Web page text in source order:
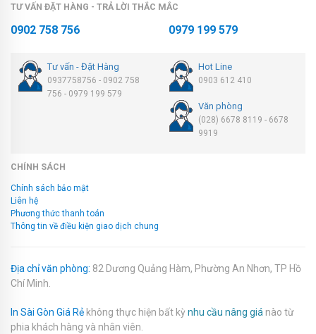
TƯ VẤN ĐẶT HÀNG - TRẢ LỜI THẮC MẮC
0902 758 756 0979 199 579
Tư vấn - Đặt Hàng
0937758756 - 0902 758
756 - 0979 199 579
Hot Line
0903 612 410
Văn phòng
(028) 6678 8119 - 6678
9919
CHÍNH SÁCH
Chính sách bảo mật
Liên hệ
Phương thức thanh toán
Thông tin về điều kiện giao dịch chung
Địa chỉ văn phòng: 82 Dương Quảng Hàm, Phường An Nhơn, TP Hồ
Chí Minh.
In Sài Gòn Giá Rẻ không thực hiện bất kỳ nhu cầu nâng giá nào từ
phia khách hàng và nhân viên.